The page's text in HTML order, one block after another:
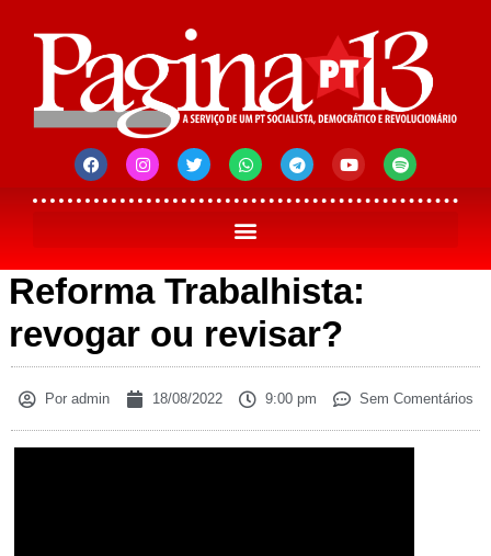
Reforma Trabalhista:
revogar ou revisar?
Poradmin 18/08/2022 9:00 pm Sem Comentários